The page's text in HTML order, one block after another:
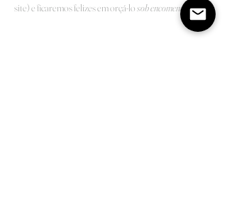
site) e ficaremos felizes em orçá-losob encomenda .